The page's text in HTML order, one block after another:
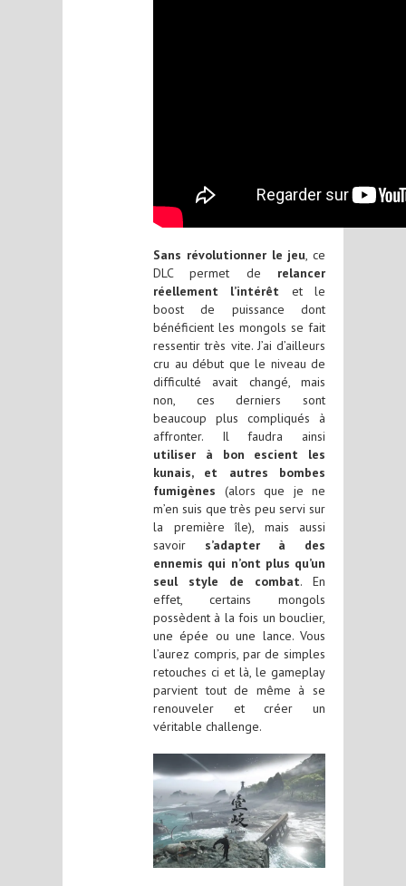
Sans révolutionner le jeu, ce
DLC permet de relancer
réellement l’intérêt et le
boost de puissance dont
bénéficient les mongols se fait
ressentir très vite. J’ai d’ailleurs
cru au début que le niveau de
difficulté avait changé, mais
non, ces derniers sont
beaucoup plus compliqués à
affronter. Il faudra ainsi
utiliser à bon escient les
kunais, et autres bombes
fumigènes (alors que je ne
m’en suis que très peu servi sur
la première île), mais aussi
savoir s’adapter à des
ennemis qui n’ont plus qu’un
seul style de combat. En
effet, certains mongols
possèdent à la fois un bouclier,
une épée ou une lance. Vous
l’aurez compris, par de simples
retouches ci et là, le gameplay
parvient tout de même à se
renouveler et créer un
véritable challenge.